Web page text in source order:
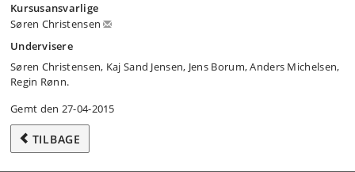
Kursusansvarlige
Søren Christensen
Undervisere
Søren Christensen, Kaj Sand Jensen, Jens Borum, Anders Michelsen,
Regin Rønn.
Gemt den 27-04-2015
TILBAGE